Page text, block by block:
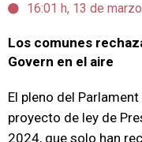
16:01 h, 13 de
Los comunes
Govern en el aire
El pleno del
proyecto de ley de
2024, que solo han